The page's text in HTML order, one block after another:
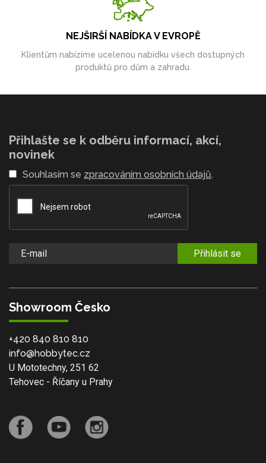
NEJŠIRŠÍ NABÍDKA V EVROPĚ
Klientům nabízíme ucelenou nabídku všech dostupných
produktů pro dům a zahradu.
Přihlašte se k odběru informací, akcí,
novinek
Souhlasím se zpracováním osobních údajů.
Přihlásit se
Showroom Česko
+420 840 810 810
info@hobbytec.cz
U Mototechny, 251 62
Tehovec - Říčany u Prahy